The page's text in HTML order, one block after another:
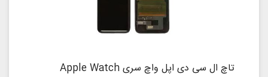
تاچ ال سی دی اپل واچ سری Apple Watch